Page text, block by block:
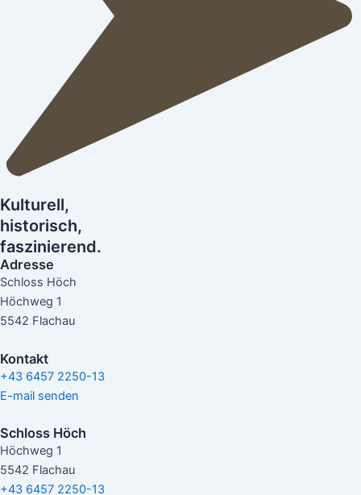
Kulturell,
historisch,
faszinierend.
Adresse
Schloss Höch
Höchweg 1
5542 Flachau
Kontakt
+43 6457 2250-13
E-mail senden
Schloss Höch
Höchweg 1
5542 Flachau
+43 6457 2250-13